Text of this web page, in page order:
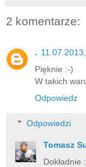
2 komentarze:
.
Pięknie :-)
W takich
Odpowiedz
Odpowiedzi
Tomasz
Dokładnie